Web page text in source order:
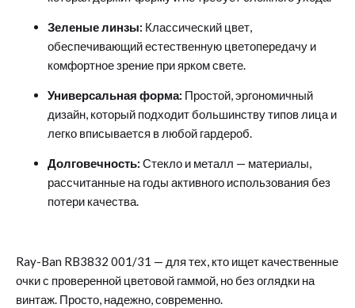
Зеленые линзы: Классический цвет,
обеспечивающий естественную цветопередачу и
комфортное зрение при ярком свете.
Универсальная форма: Простой, эргономичный
дизайн, который подходит большинству типов лица и
легко вписывается в любой гардероб.
Долговечность: Стекло и металл — материалы,
рассчитанные на годы активного использования без
потери качества.
Ray-Ban RB3832 001/31 — для тех, кто ищет качественные
очки с проверенной цветовой гаммой, но без оглядки на
винтаж. Просто, надежно, современно.